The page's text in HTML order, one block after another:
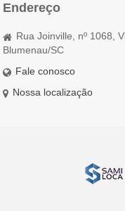
Endereço
Rua Joinville, nº 1068,
Blumenau/SC
Fale conosco
Nossa localização